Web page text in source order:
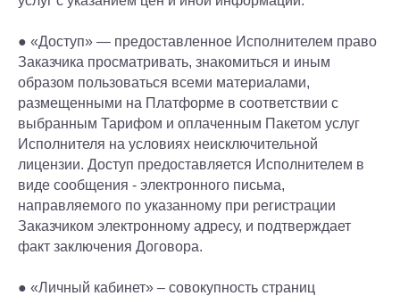
● «Доступ» — предоставленное Исполнителем право
Заказчика просматривать, знакомиться и иным
образом пользоваться всеми материалами,
размещенными на Платформе в соответствии с
выбранным Тарифом и оплаченным Пакетом услуг
Исполнителя на условиях неисключительной
лицензии. Доступ предоставляется Исполнителем в
виде сообщения - электронного письма,
направляемого по указанному при регистрации
Заказчиком электронному адресу, и подтверждает
факт заключения Договора.
● «Личный кабинет» – совокупность страниц